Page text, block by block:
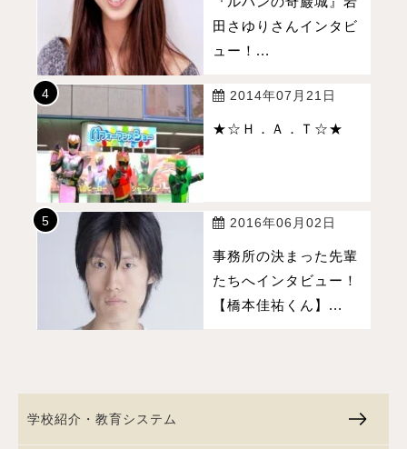
田さゆりさんインタビ
ュー！...
2014年07月21日
★☆Ｈ．Ａ．Ｔ☆★
2016年06月02日
事務所の決まった先輩
たちへインタビュー！
【橋本佳祐くん】...
学校紹介・教育システム